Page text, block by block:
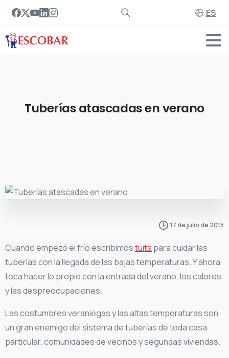
ES
Tuberías atascadasenverano
17 de julio de 2015
Cuando empezó el frío escribimostuits para cuidar las
tuberías con la llegada de las bajas temperaturas. Y ahora
toca hacer lo propio con la entrada del verano, los calores
y las despreocupaciones.
Las costumbres veraniegas y las altas temperaturas son
un gran enemigo del sistema de tuberías de toda casa
particular, comunidades de vecinos y segundas viviendas.